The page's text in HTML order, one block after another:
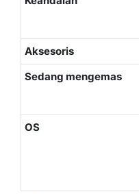
Aksesoris
Sedang mengemas
OS